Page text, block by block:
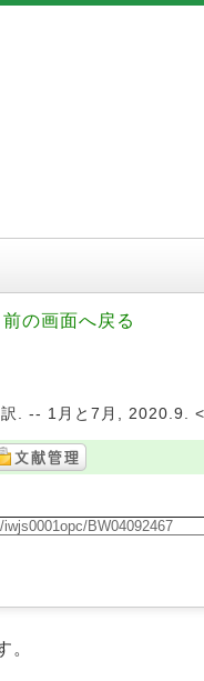
前の画面へ戻る
. -- 1月と7月, 2020.9.
。